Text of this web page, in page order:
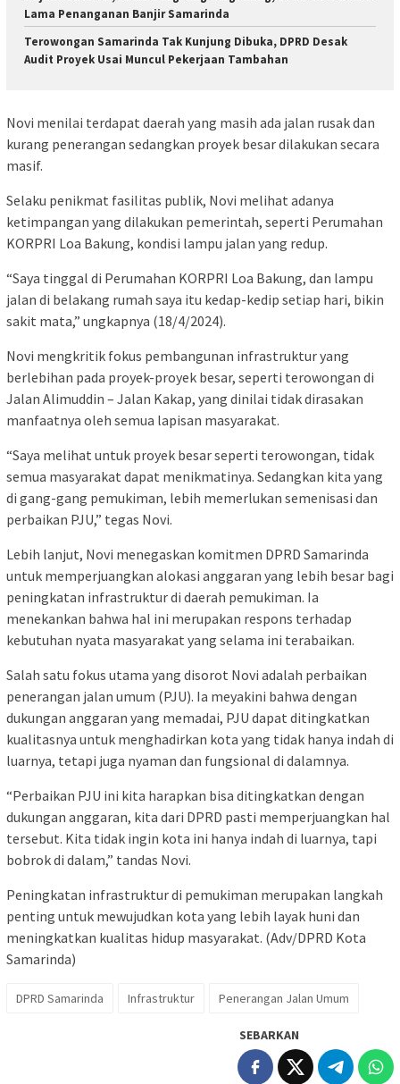
Lama Penanganan Banjir Samarinda
Terowongan Samarinda Tak Kunjung Dibuka, DPRD Desak
Audit Proyek Usai Muncul Pekerjaan Tambahan
Novi menilai terdapat daerah yang masih ada jalan rusak dan
kurang penerangan sedangkan proyek besar dilakukan secara
masif.
Selaku penikmat fasilitas publik, Novi melihat adanya
ketimpangan yang dilakukan pemerintah, seperti Perumahan
KORPRI Loa Bakung, kondisi lampu jalan yang redup.
“Saya tinggal di Perumahan KORPRI Loa Bakung, dan lampu
jalan di belakang rumah saya itu kedap-kedip setiap hari, bikin
sakit mata,” ungkapnya (18/4/2024).
Novi mengkritik fokus pembangunan infrastruktur yang
berlebihan pada proyek-proyek besar, seperti terowongan di
Jalan Alimuddin – Jalan Kakap, yang dinilai tidak dirasakan
manfaatnya oleh semua lapisan masyarakat.
“Saya melihat untuk proyek besar seperti terowongan, tidak
semua masyarakat dapat menikmatinya. Sedangkan kita yang
di gang-gang pemukiman, lebih memerlukan semenisasi dan
perbaikan PJU,” tegas Novi.
Lebih lanjut, Novi menegaskan komitmen DPRD Samarinda
untuk memperjuangkan alokasi anggaran yang lebih besar bagi
peningkatan infrastruktur di daerah pemukiman. Ia
menekankan bahwa hal ini merupakan respons terhadap
kebutuhan nyata masyarakat yang selama ini terabaikan.
Salah satu fokus utama yang disorot Novi adalah perbaikan
penerangan jalan umum (PJU). Ia meyakini bahwa dengan
dukungan anggaran yang memadai, PJU dapat ditingkatkan
kualitasnya untuk menghadirkan kota yang tidak hanya indah di
luarnya, tetapi juga nyaman dan fungsional di dalamnya.
“Perbaikan PJU ini kita harapkan bisa ditingkatkan dengan
dukungan anggaran, kita dari DPRD pasti memperjuangkan hal
tersebut. Kita tidak ingin kota ini hanya indah di luarnya, tapi
bobrok di dalam,” tandas Novi.
Peningkatan infrastruktur di pemukiman merupakan langkah
penting untuk mewujudkan kota yang lebih layak huni dan
meningkatkan kualitas hidup masyarakat. (Adv/DPRD Kota
Samarinda)
DPRD Samarinda Infrastruktur Penerangan Jalan Umum
SEBARKAN